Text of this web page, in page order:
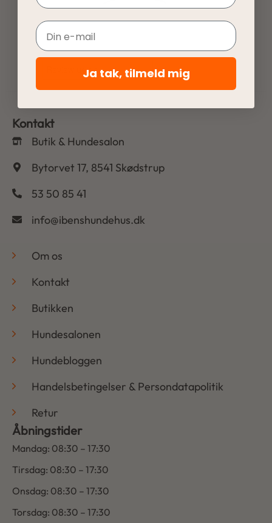
Kontakt
Butik & Hundesalon
Bytorvet 17, 8541 Skødstrup
53 50 85 41
info@ibenshundehus.dk
Om os
Kontakt
Butikken
Hundesalonen
Hundebloggen
Handelsbetingelser & Persondatapolitik
Retur
Åbningstider
Mandag: 08:30 – 17:30
Tirsdag: 08:30 – 17:30
Onsdag: 08:30 – 17:30
Torsdag: 08:30 – 17:30
Email
Ja tak, tilmeld mig